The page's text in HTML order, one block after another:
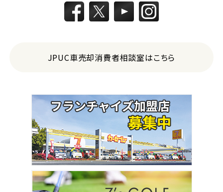
JPUC車売却消費者相談室はこちら